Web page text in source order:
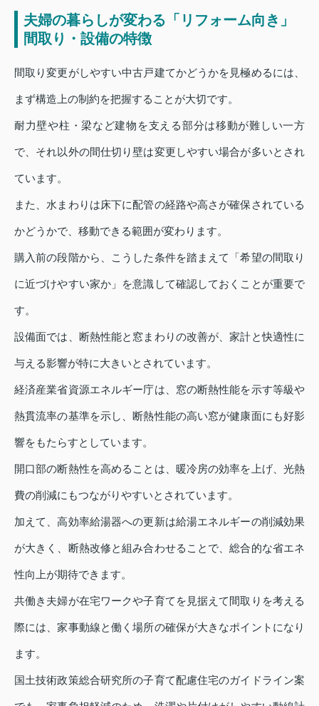
夫婦の暮らしが変わる「リフォーム向き」
間取り・設備の特徴
間取り変更がしやすい中古戸建てかどうかを見極めるには、
まず構造上の制約を把握することが大切です。
耐力壁や柱・梁など建物を支える部分は移動が難しい一方
で、それ以外の間仕切り壁は変更しやすい場合が多いとされ
ています。
また、水まわりは床下に配管の経路や高さが確保されている
かどうかで、移動できる範囲が変わります。
購入前の段階から、こうした条件を踏まえて「希望の間取り
に近づけやすい家か」を意識して確認しておくことが重要で
す。
設備面では、断熱性能と窓まわりの改善が、家計と快適性に
与える影響が特に大きいとされています。
経済産業省資源エネルギー庁は、窓の断熱性能を示す等級や
熱貫流率の基準を示し、断熱性能の高い窓が健康面にも好影
響をもたらすとしています。
開口部の断熱性を高めることは、暖冷房の効率を上げ、光熱
費の削減にもつながりやすいとされています。
加えて、高効率給湯器への更新は給湯エネルギーの削減効果
が大きく、断熱改修と組み合わせることで、総合的な省エネ
性向上が期待できます。
共働き夫婦が在宅ワークや子育てを見据えて間取りを考える
際には、家事動線と働く場所の確保が大きなポイントになり
ます。
国土技術政策総合研究所の子育て配慮住宅のガイドライン案